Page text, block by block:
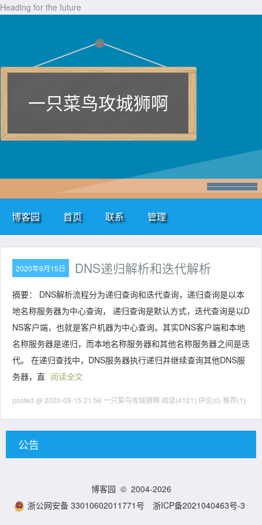
Heading for the future
一只菜鸟攻城狮啊
博客园 首页 联系 管理
2020年9月15日 DNS递归解析和迭代解析
摘要： DNS解析流程分为递归查询和迭代查询，递归查询是以本
地名称服务器为中心查询， 递归查询是默认方式，迭代查询是以D
NS客户端，也就是客户机器为中心查询。其实DNS客户端和本地
名称服务器是递归，而本地名称服务器和其他名称服务器之间是迭
代。 在递归查找中，DNS服务器执行递归并继续查询其他DNS服
务器，直 阅读全文
posted @ 2020-09-15 21:56 一只菜鸟攻城狮啊 阅读(4121) 评论(0) 推荐(1)
公告
博客园 © 2004-2026
浙公网安备 33010602011771号
浙ICP备2021040463号-3